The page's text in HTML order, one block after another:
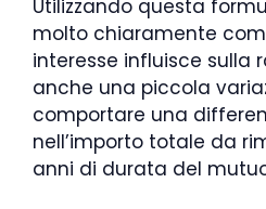
Utilizzando questa
molto chiaramente
interesse influisce sulla
anche una piccola
comportare una
nell’importo totale da
anni di durata del